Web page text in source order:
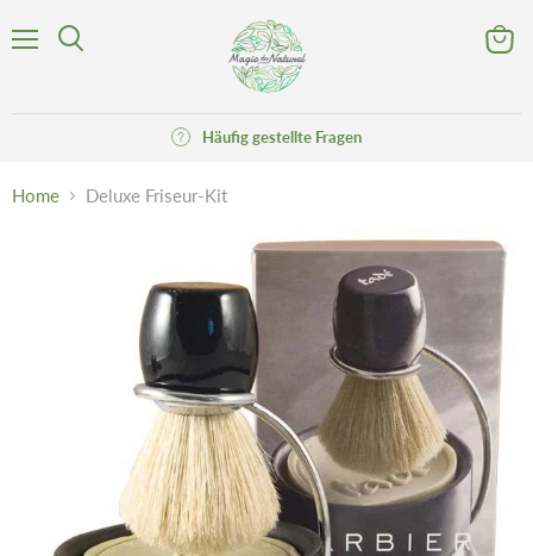
Häufig gestellte Fragen
Home Deluxe Friseur-Kit